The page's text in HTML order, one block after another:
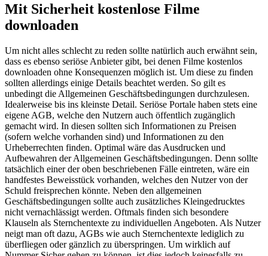
Mit Sicherheit kostenlose Filme
downloaden
Um nicht alles schlecht zu reden sollte natürlich auch erwähnt sein,
dass es ebenso seriöse Anbieter gibt, bei denen Filme kostenlos
downloaden ohne Konsequenzen möglich ist. Um diese zu finden
sollten allerdings einige Details beachtet werden. So gilt es
unbedingt die Allgemeinen Geschäftsbedingungen durchzulesen.
Idealerweise bis ins kleinste Detail. Seriöse Portale haben stets eine
eigene AGB, welche den Nutzern auch öffentlich zugänglich
gemacht wird. In diesen sollten sich Informationen zu Preisen
(sofern welche vorhanden sind) und Informationen zu den
Urheberrechten finden. Optimal wäre das Ausdrucken und
Aufbewahren der Allgemeinen Geschäftsbedingungen. Denn sollte
tatsächlich einer der oben beschriebenen Fälle eintreten, wäre ein
handfestes Beweisstück vorhanden, welches den Nutzer von der
Schuld freisprechen könnte. Neben den allgemeinen
Geschäftsbedingungen sollte auch zusätzliches Kleingedrucktes
nicht vernachlässigt werden. Oftmals finden sich besondere
Klauseln als Sternchentexte zu individuellen Angeboten. Als Nutzer
neigt man oft dazu, AGBs wie auch Sternchentexte lediglich zu
überfliegen oder gänzlich zu überspringen. Um wirklich auf